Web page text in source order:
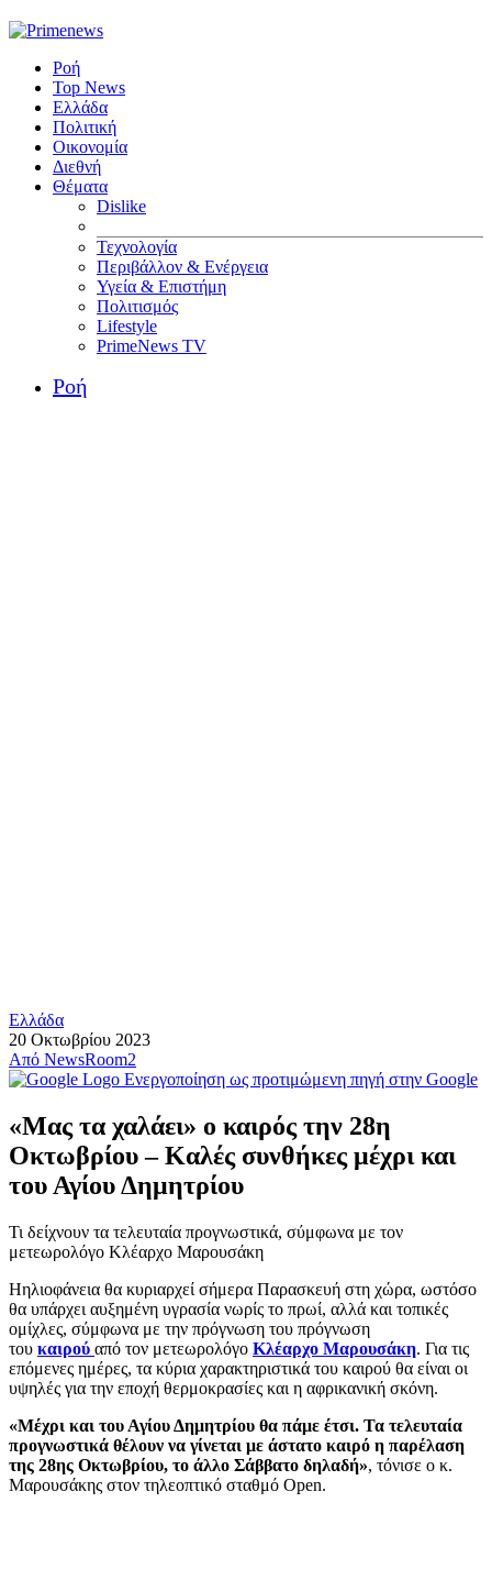
Ροή
Top News
Ελλάδα
Πολιτική
Οικονομία
Διεθνή
Θέματα
Dislike
Τεχνολογία
Περιβάλλον & Ενέργεια
Υγεία & Επιστήμη
Πολιτισμός
Lifestyle
PrimeNews TV
Ροή
Ελλάδα
20 Οκτωβρίου 2023
Από NewsRoom2
Ενεργοποίηση ως προτιμώμενη πηγή στην Google
«Μας τα χαλάει» ο καιρός την 28η
Οκτωβρίου – Καλές συνθήκες μέχρι και
του Αγίου Δημητρίου
Τι δείχνουν τα τελευταία προγνωστικά, σύμφωνα με τον
μετεωρολόγο Κλέαρχο Μαρουσάκη
Ηηλιοφάνεια θα κυριαρχεί σήμερα Παρασκευή στη χώρα, ωστόσο
θα υπάρχει αυξημένη υγρασία νωρίς το πρωί, αλλά και τοπικές
ομίχλες, σύμφωνα με την πρόγνωση του πρόγνωση
του καιρού από τον μετεωρολόγο Κλέαρχο Μαρουσάκη. Για τις
επόμενες ημέρες, τα κύρια χαρακτηριστικά του καιρού θα είναι οι
υψηλές για την εποχή θερμοκρασίες και η αφρικανική σκόνη.
«Μέχρι και του Αγίου Δημητρίου θα πάμε έτσι. Τα τελευταία
προγνωστικά θέλουν να γίνεται με άστατο καιρό η παρέλαση
της 28ης Οκτωβρίου, το άλλο Σάββατο δηλαδή», τόνισε ο κ.
Μαρουσάκης στον τηλεοπτικό σταθμό Open.